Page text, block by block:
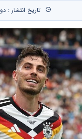
تاریخ انتشار : دوشنبه ۲۵ خرداد